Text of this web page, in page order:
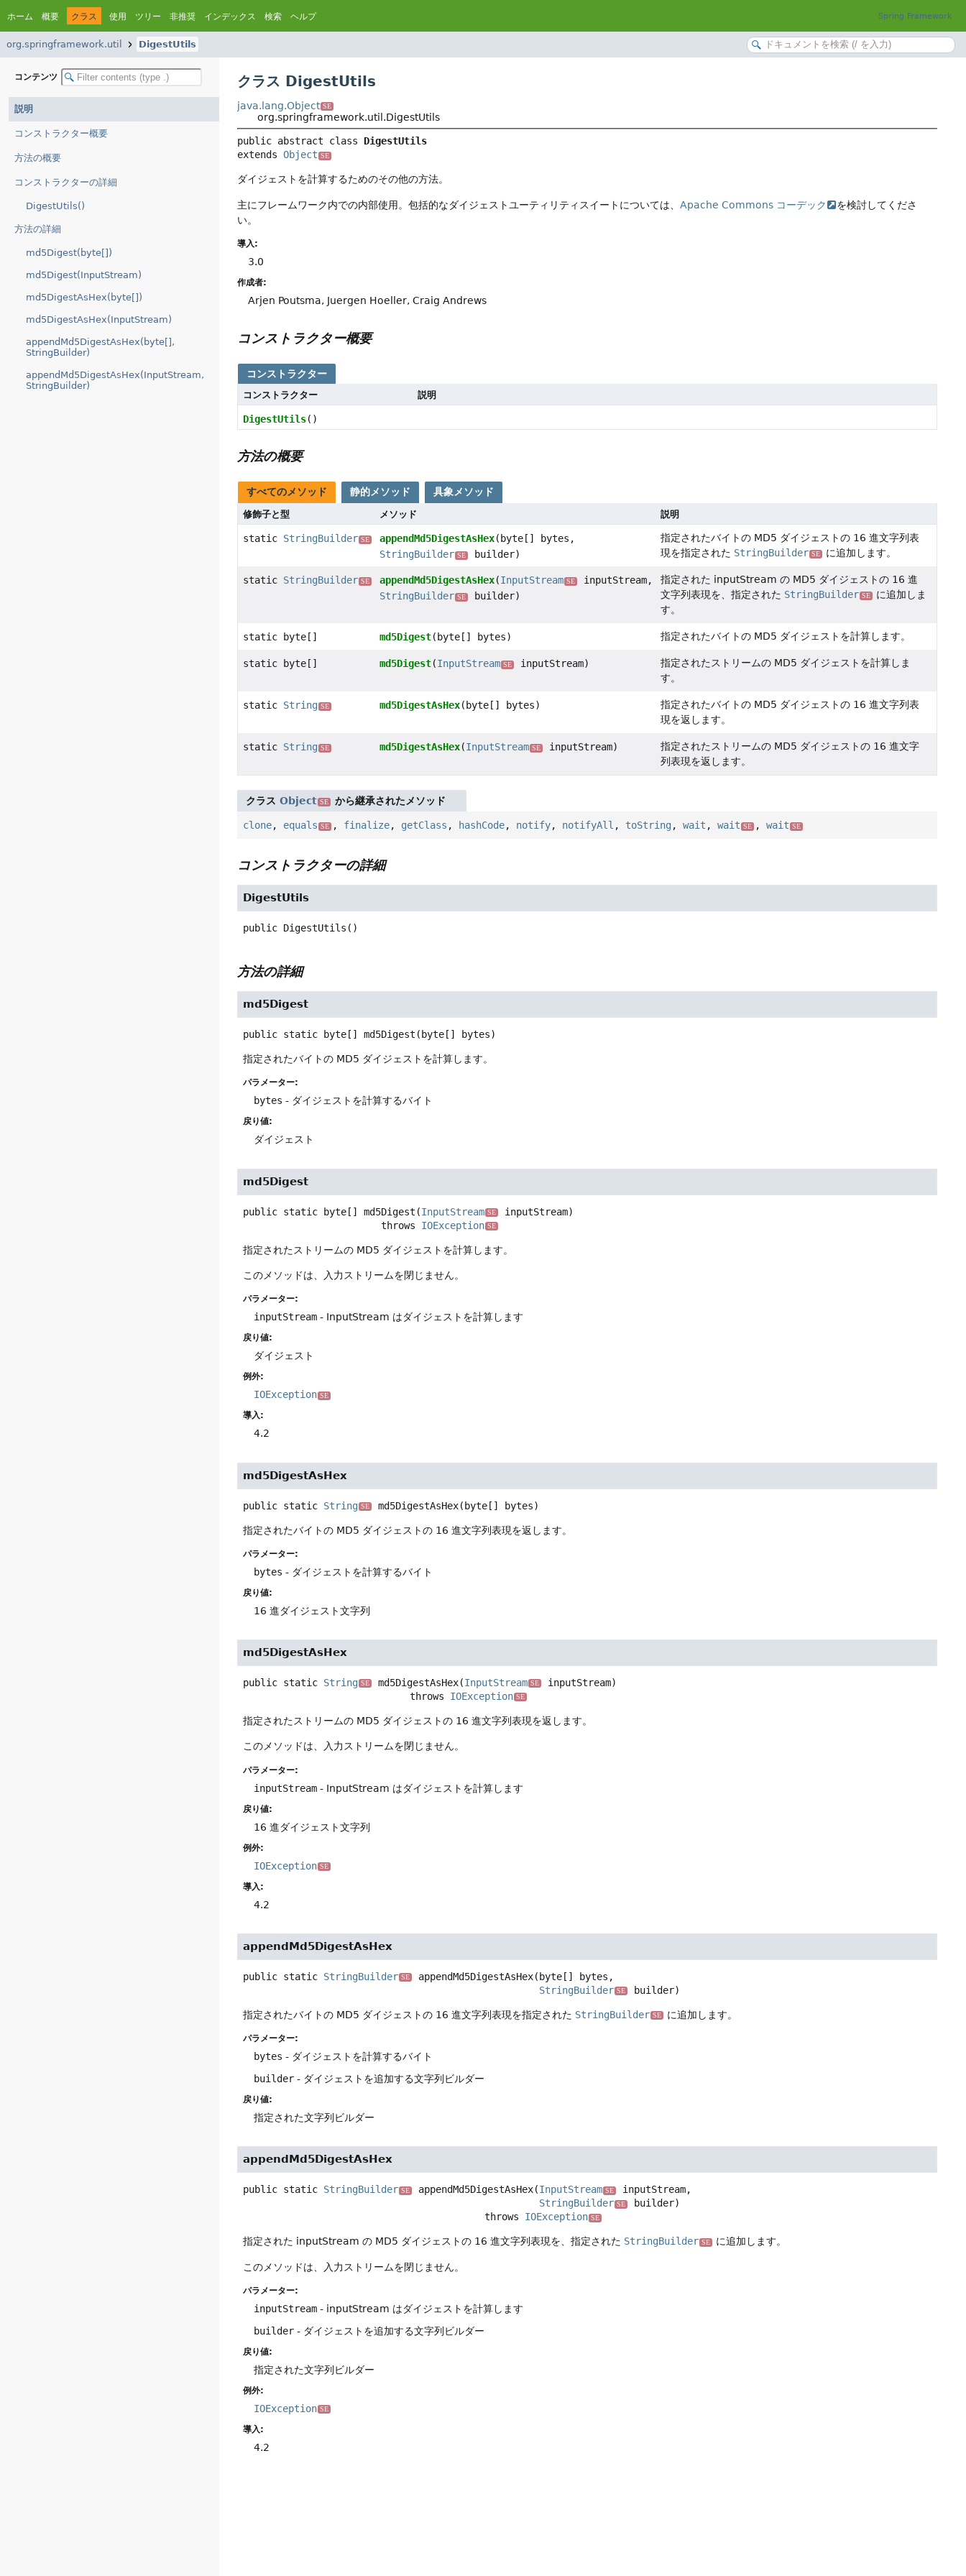
ホーム 概要 クラス 使用 ツリー 非推奨 インデックス 検索 ヘルプ Spring Framework
org.springframework.util DigestUtils
コンテンツ
説明
コンストラクター概要
方法の概要
コンストラクターの詳細
DigestUtils()
方法の詳細
md5Digest(byte[])
md5Digest(InputStream)
md5DigestAsHex(byte[])
md5DigestAsHex(InputStream)
appendMd5DigestAsHex(byte[],
StringBuilder)
appendMd5DigestAsHex(InputStream,
StringBuilder)
クラス DigestUtils
java.lang.Object SE
org.springframework.util.DigestUtils
public abstract class DigestUtils
extends Object SE
ダイジェストを計算するためのその他の方法。
主にフレームワーク内での内部使用。包括的なダイジェストユーティリティスイートについては、 Apache Commons コーデック
を検討してくださ
い。
導入:
3.0
作成者:
Arjen Poutsma, Juergen Hoeller, Craig Andrews
コンストラクター概要
コンストラクター
コンストラクター 説明
DigestUtils()
方法の概要
すべてのメソッド 静的メソッド 具象メソッド
修飾子と型 メソッド 説明
static StringBuilder SE appendMd5DigestAsHex(byte[] bytes,
StringBuilder SE builder)
指定されたバイトの MD5 ダイジェストの 16 進文字列表
現を指定された StringBuilder SE に追加します。
static StringBuilder SE appendMd5DigestAsHex(InputStream SE
inputStream,
StringBuilder SE builder)
指定された inputStream の MD5 ダイジェストの 16 進
文字列表現を、指定された StringBuilder SE
に追加しま
す。
static byte[] md5Digest(byte[] bytes) 指定されたバイトの MD5 ダイジェストを計算します。
static byte[] md5Digest(InputStream SE inputStream)
指定されたストリームの MD5 ダイジェストを計算しま
す。
static String SE md5DigestAsHex(byte[] bytes)
指定されたバイトの MD5 ダイジェストの 16 進文字列表
現を返します。
static String SE md5DigestAsHex(InputStream SE inputStream)
指定されたストリームの MD5 ダイジェストの 16 進文字
列表現を返します。
クラス Object SE から継承されたメソッド
clone, equals SE , finalize, getClass , hashCode, notify, notifyAll , toString , wait , wait SE , wait SE
コンストラクターの詳細
DigestUtils
public DigestUtils ()
方法の詳細
md5Digest
public static byte[] md5Digest (byte[] bytes)
指定されたバイトの MD5 ダイジェストを計算します。
パラメーター:
bytes - ダイジェストを計算するバイト
戻り値:
ダイジェスト
md5Digest
public static byte[] md5Digest (InputStream SE
inputStream)
                        throws
IOException SE
指定されたストリームの MD5 ダイジェストを計算します。
このメソッドは、入力ストリームを閉じません。
パラメーター:
inputStream- InputStream はダイジェストを計算します
戻り値:
ダイジェスト
例外:
IOException SE
導入:
4.2
md5DigestAsHex
public static String SE md5DigestAsHex(byte[] bytes)
指定されたバイトの MD5 ダイジェストの 16 進文字列表現を返します。
パラメーター:
bytes - ダイジェストを計算するバイト
戻り値:
16 進ダイジェスト文字列
md5DigestAsHex
public static String SE md5DigestAsHex(InputStream SE
inputStream)
                             throws
IOException SE
指定されたストリームの MD5 ダイジェストの 16 進文字列表現を返します。
このメソッドは、入力ストリームを閉じません。
パラメーター:
inputStream- InputStream はダイジェストを計算します
戻り値:
16 進ダイジェスト文字列
例外:
IOException SE
導入:
4.2
appendMd5DigestAsHex
public static StringBuilder SE appendMd5DigestAsHex(byte[] bytes,
StringBuilder SE builder)
指定されたバイトの MD5 ダイジェストの 16 進文字列表現を指定された StringBuilder SE に追加します。
パラメーター:
bytes - ダイジェストを計算するバイト
builder- ダイジェストを追加する文字列ビルダー
戻り値:
指定された文字列ビルダー
appendMd5DigestAsHex
public static StringBuilder SE appendMd5DigestAsHex(InputStream SE
inputStream,
StringBuilder SE
builder)
                                          throws
IOException SE
指定された inputStream の MD5 ダイジェストの 16 進文字列表現を、指定された StringBuilder SE に追加します。
このメソッドは、入力ストリームを閉じません。
パラメーター:
inputStream- inputStream はダイジェストを計算します
builder- ダイジェストを追加する文字列ビルダー
戻り値:
指定された文字列ビルダー
例外:
IOException SE
導入:
4.2